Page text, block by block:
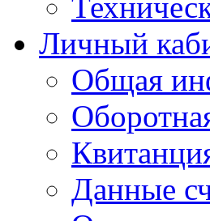
Личный
Общая
Данные